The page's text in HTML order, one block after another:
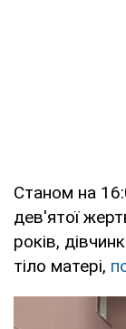
Станом на
дев'ятої
років,
тіло матері,